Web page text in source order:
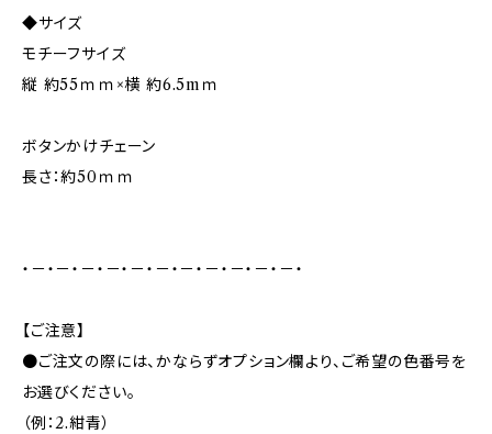
◆サイズ
モチーフサイズ
縦 約55ｍｍ×横 約6.5mｍ
ボタンかけチェーン
長さ：約50ｍｍ
・－・－・－・－・－・－・－・－・－・－・－・
【ご注意】
●ご注文の際には、かならずオプション欄より、ご希望の色番号を
お選びください。
（例：2.紺青）